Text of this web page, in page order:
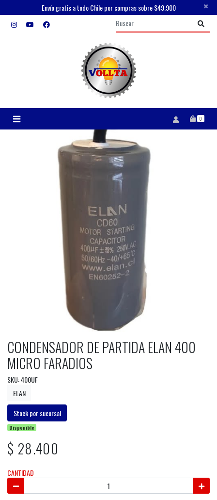
Envío gratis a todo Chile por compras sobre $49.900 ×
0
CONDENSADOR DE PARTIDA ELAN 400
MICRO FARADIOS
SKU: 400UF
ELAN
Stock por sucursal
Disponible
$ 28.400
CANTIDAD